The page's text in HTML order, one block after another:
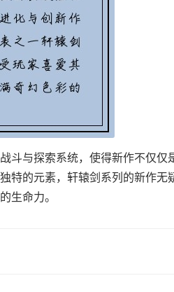
斗与探索系统，使得新作不仅仅
特的元素，轩辕剑系列的新作无
生命力。